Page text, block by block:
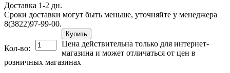
Доставка 1-2 дн.
Сроки доставки могут быть меньше, уточняйте у менеджера
8(3822)97-99-00.
Кол-во:
Купить
Цена действительна только для интернет-
магазина и может отличаться от цен в
розничных магазинах